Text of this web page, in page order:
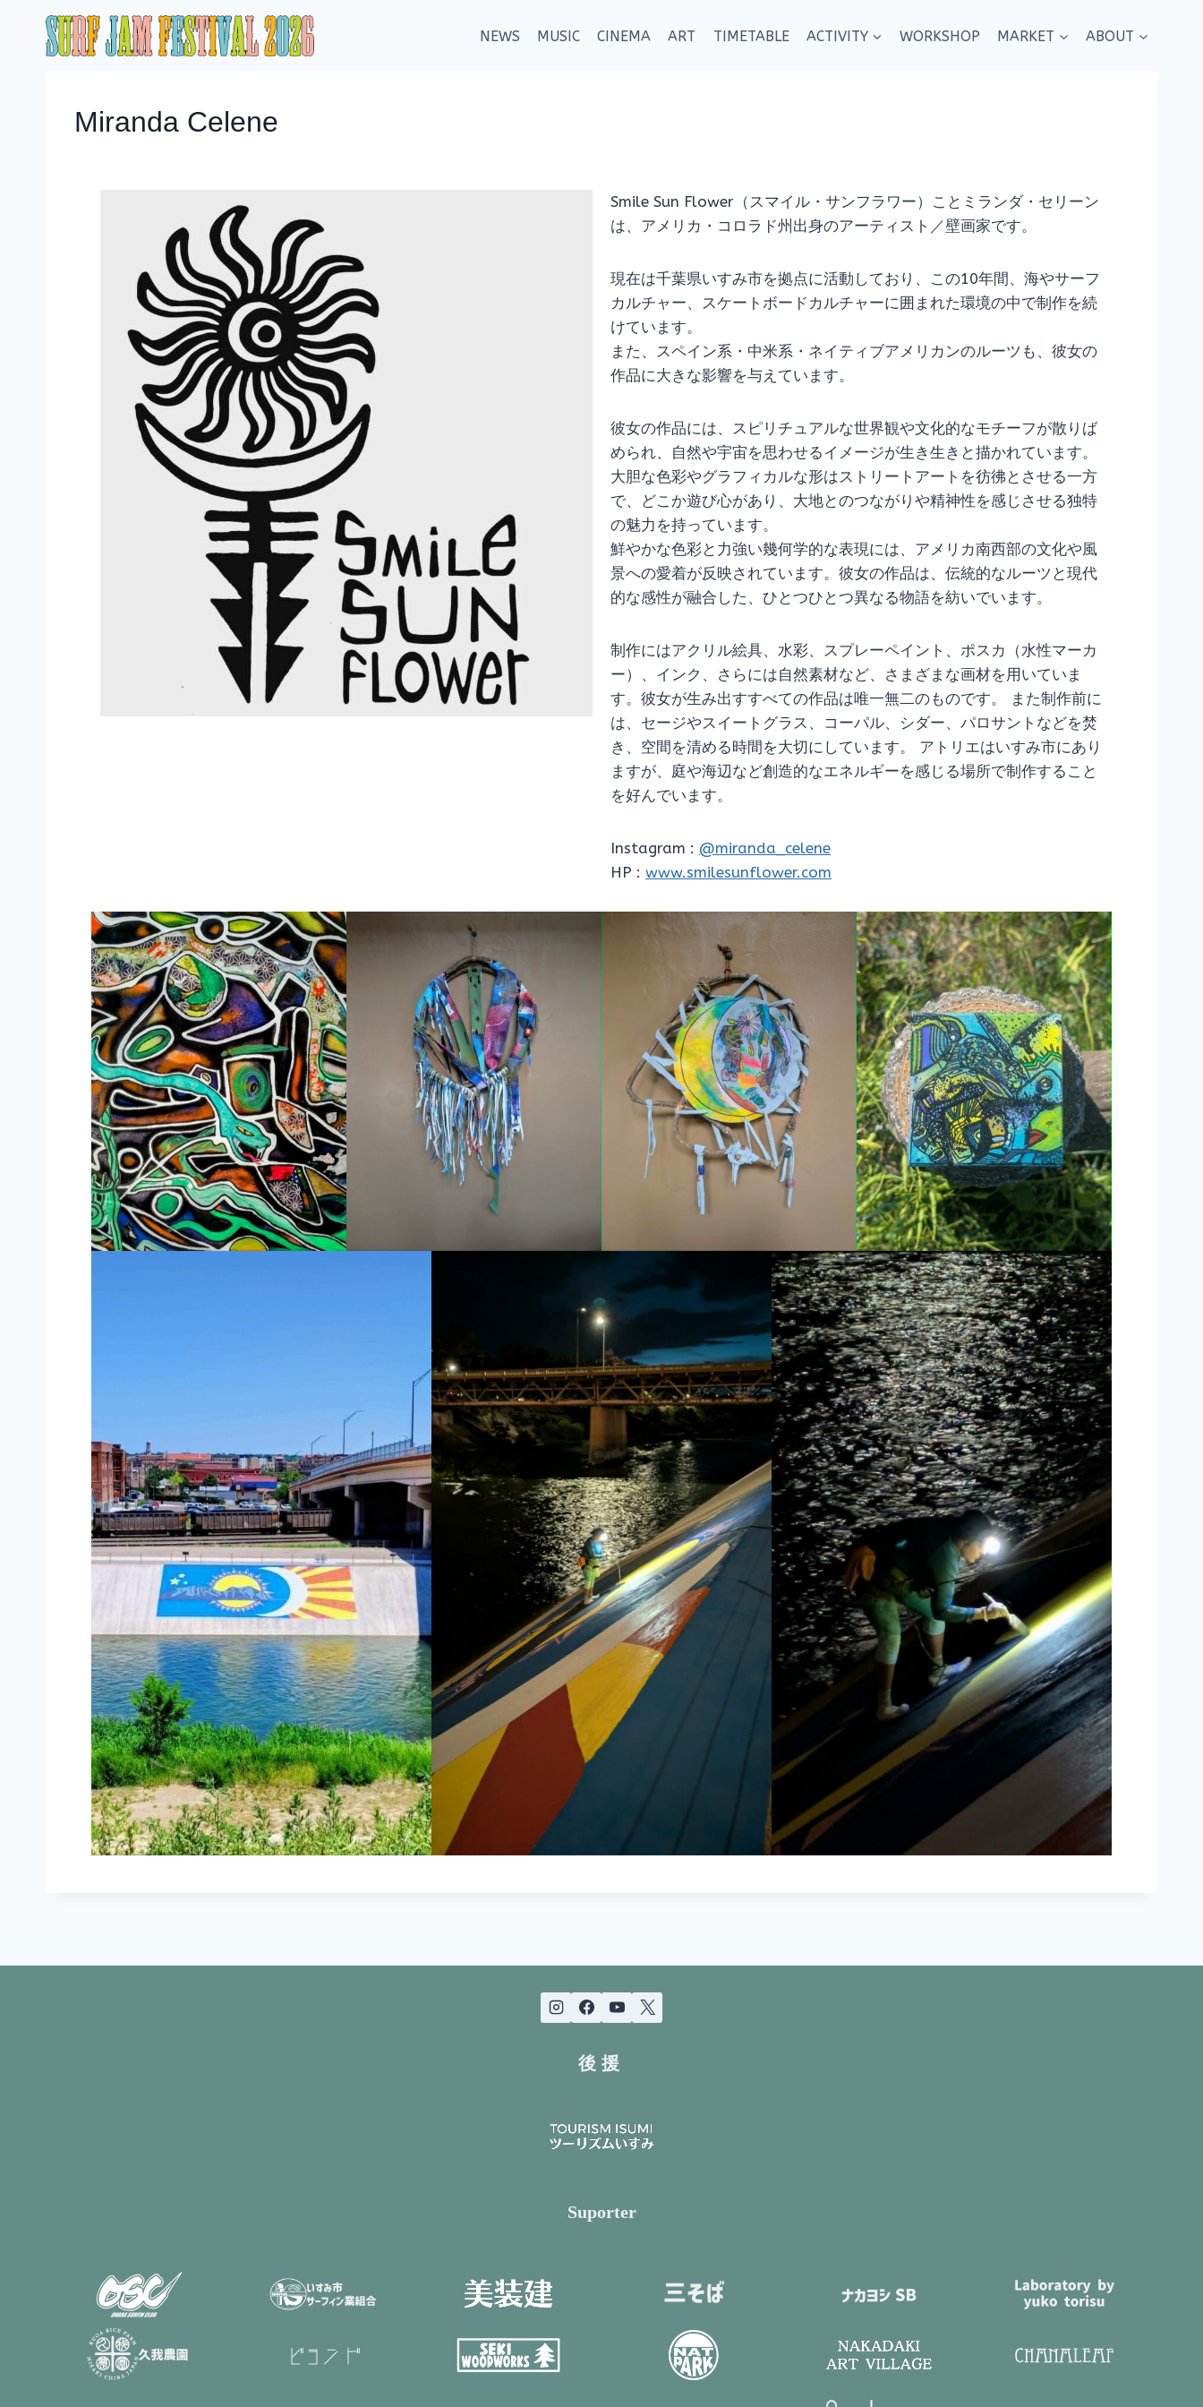
NEWS MUSIC CINEMA ART TIMETABLE ACTIVITY WORKSHOP MARKET ABOUT
Miranda Celene
Smile Sun Flower（スマイル・サンフラワー）ことミランダ・セリーン
は、アメリカ・コロラド州出身のアーティスト／壁画家です。
現在は千葉県いすみ市を拠点に活動しており、この10年間、海やサーフ
カルチャー、スケートボードカルチャーに囲まれた環境の中で制作を続
けています。
また、スペイン系・中米系・ネイティブアメリカンのルーツも、彼女の
作品に大きな影響を与えています。
彼女の作品には、スピリチュアルな世界観や文化的なモチーフが散りば
められ、自然や宇宙を思わせるイメージが生き生きと描かれています。
大胆な色彩やグラフィカルな形はストリートアートを彷彿とさせる一方
で、どこか遊び心があり、大地とのつながりや精神性を感じさせる独特
の魅力を持っています。
鮮やかな色彩と力強い幾何学的な表現には、アメリカ南西部の文化や風
景への愛着が反映されています。彼女の作品は、伝統的なルーツと現代
的な感性が融合した、ひとつひとつ異なる物語を紡いでいます。
制作にはアクリル絵具、水彩、スプレーペイント、ポスカ（水性マーカ
ー）、インク、さらには自然素材など、さまざまな画材を用いていま
す。彼女が生み出すすべての作品は唯一無二のものです。 また制作前に
は、セージやスイートグラス、コーパル、シダー、パロサントなどを焚
き、空間を清める時間を大切にしています。 アトリエはいすみ市にあり
ますが、庭や海辺など創造的なエネルギーを感じる場所で制作すること
を好んでいます。
Instagram : @miranda_celene
HP : www.smilesunflower.com
後援
Suporter